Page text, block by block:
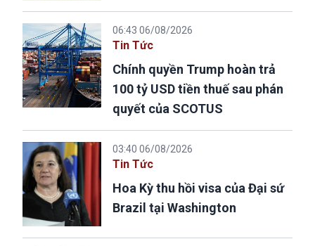
06:43 06/08/2026
Tin Tức
Chính quyền Trump hoàn trả
100 tỷ USD tiền thuế sau phán
quyết của SCOTUS
03:40 06/08/2026
Tin Tức
Hoa Kỳ thu hồi visa của Đại sứ
Brazil tại Washington